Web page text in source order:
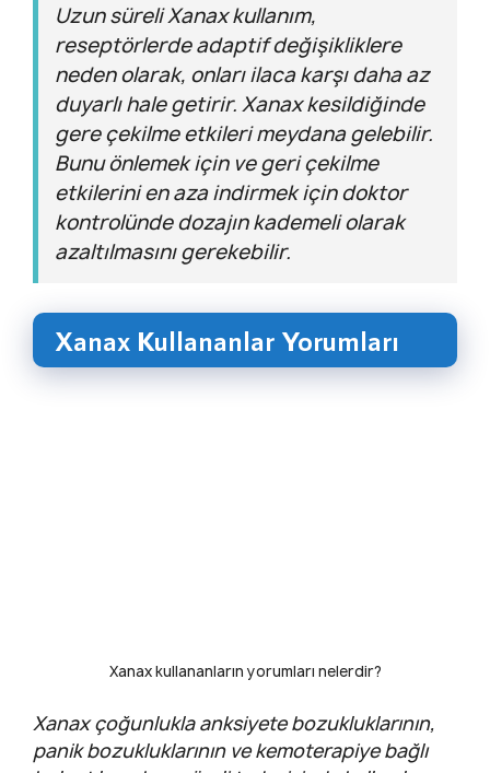
Uzun süreli Xanax kullanım,
reseptörlerde adaptif değişikliklere
neden olarak, onları ilaca karşı daha az
duyarlı hale getirir. Xanax kesildiğinde
gere çekilme etkileri meydana gelebilir.
Bunu önlemek için ve geri çekilme
etkilerini en aza indirmek için doktor
kontrolünde dozajın kademeli olarak
azaltılmasını gerekebilir.
Xanax Kullananlar Yorumları
Xanax kullananların yorumları nelerdir?
Xanax çoğunlukla anksiyete bozukluklarının,
panik bozukluklarının ve kemoterapiye bağlı